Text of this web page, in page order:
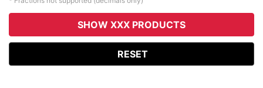
SHOW XXX PRODUCTS
RESET